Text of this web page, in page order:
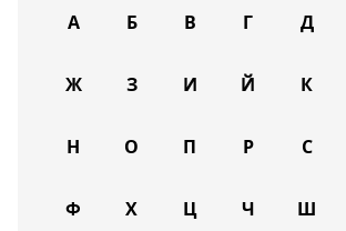
А Б В Г Д
Ж З И Й К
Н О П Р С
Ф Х Ц Ч Ш